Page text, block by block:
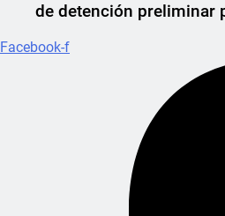
de detención preliminar
Facebook-f